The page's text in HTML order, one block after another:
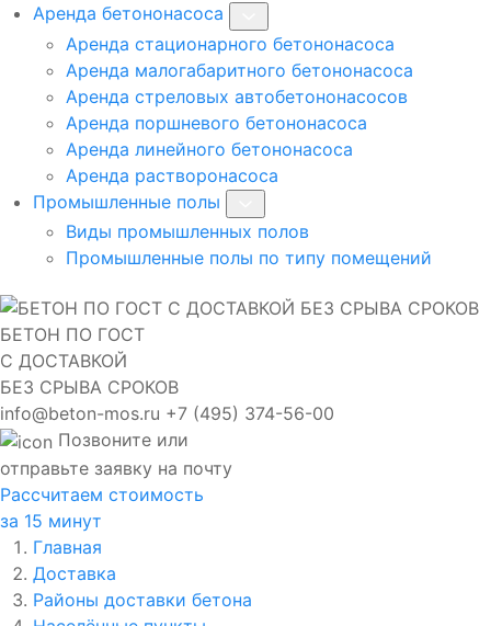
Аренда бетононасоса
Аренда стационарного бетононасоса
Аренда малогабаритного бетононасоса
Аренда стреловых автобетононасосов
Аренда поршневого бетононасоса
Аренда линейного бетононасоса
Аренда растворонасоса
Промышленные полы
Виды промышленных полов
Промышленные полы по типу помещений
БЕТОН ПО ГОСТ
С ДОСТАВКОЙ
БЕЗ СРЫВА СРОКОВ
info@beton-mos.ru +7 (495) 374-56-00
Позвоните или
отправьте заявку на почту
Рассчитаем стоимость
за 15 минут
Главная
Доставка
Районы доставки бетона